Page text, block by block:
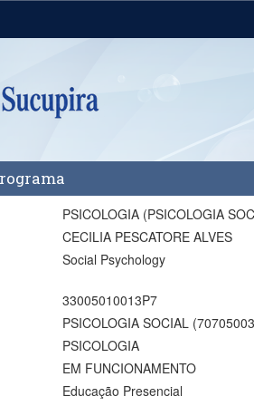
PSICOLOGIA (PSICOLOGIA
CECILIA PESCATORE ALVES
Social Psychology
33005010013P7
PSICOLOGIA SOCIAL
PSICOLOGIA
EM FUNCIONAMENTO
Educação Presencial